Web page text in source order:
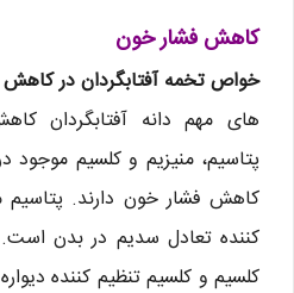
کاهش فشار خون
خواص تخمه آفتابگردان در
های مهم دانه آفتابگردان
پتاسیم، منیزیم و کلسیم
کاهش فشار خون دارند.
کننده تعادل سدیم در بدن است.
کلسیم و کلسیم تنظیم کننده